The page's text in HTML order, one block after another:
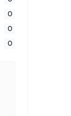
0
0
0